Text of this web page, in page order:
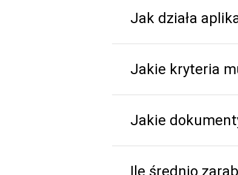
Jak działa
Jakie kryteria
Jakie
Ile średnio